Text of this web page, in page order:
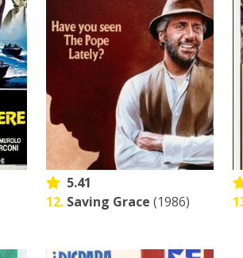
5.41
12. Saving Grace (1986)